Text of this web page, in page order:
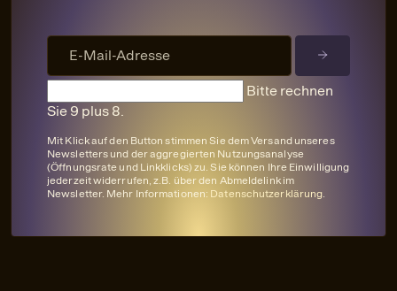
Bitte rechnen
Sie 9 plus 8.
Mit Klick auf den Button stimmen Sie dem Versand unseres
Newsletters und der aggregierten Nutzungsanalyse
(Öffnungsrate und Linkklicks) zu. Sie können Ihre Einwilligung
jederzeit widerrufen, z.B. über den Abmeldelink im
Newsletter. Mehr Informationen: Datenschutzerklärung